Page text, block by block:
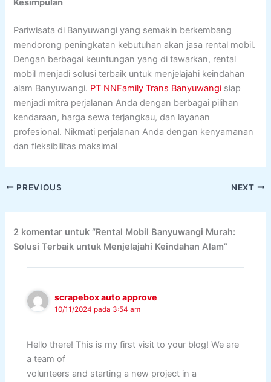
Kesimpulan
Pariwisata di Banyuwangi yang semakin berkembang
mendorong peningkatan kebutuhan akan jasa rental mobil.
Dengan berbagai keuntungan yang di tawarkan, rental
mobil menjadi solusi terbaik untuk menjelajahi keindahan
alam Banyuwangi. PT NNFamily Trans Banyuwangi siap
menjadi mitra perjalanan Anda dengan berbagai pilihan
kendaraan, harga sewa terjangkau, dan layanan
profesional. Nikmati perjalanan Anda dengan kenyamanan
dan fleksibilitas maksimal
PREVIOUS NEXT
2 komentar untuk “Rental Mobil Banyuwangi Murah:
Solusi Terbaik untuk Menjelajahi Keindahan Alam”
scrapebox auto approve
10/11/2024 pada 3:54 am
Hello there! This is my first visit to your blog! We are
a team of
volunteers and starting a new project in a